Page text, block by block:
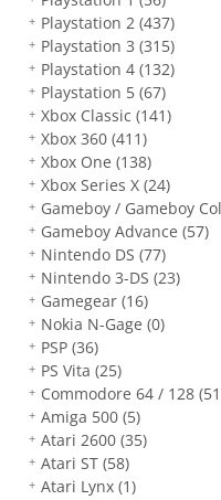
Playstation 2(437)
Playstation 3(315)
Playstation 4(132)
Playstation 5(67)
Xbox Classic(141)
Xbox 360(411)
Xbox One(138)
Xbox Series X(24)
Gameboy / Gameboy
Gameboy Advance(57)
Nintendo DS(77)
Nintendo 3-DS(23)
Gamegear(16)
Nokia N-Gage(0)
PSP(36)
PS Vita(25)
Commodore 64 / 128
Amiga 500(5)
Atari 2600(35)
Atari ST(58)
Atari Lynx(1)